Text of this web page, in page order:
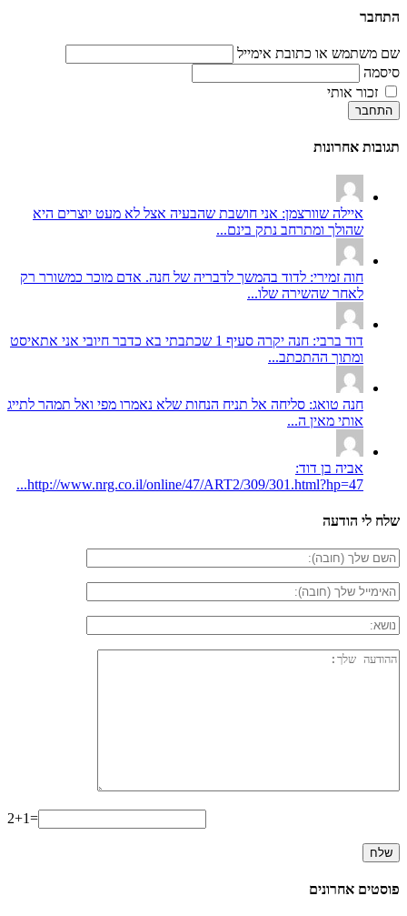
התחבר
שם משתמש או כתובת אימייל
סיסמה
זכור אותי
התחבר
תגובות אחרונות
איילה שוורצמן: אני חושבת שהבעיה אצל לא מעט יוצרים היא
שהולך ומתרחב נתק בינם...
חוה זמירי: לדוד בהמשך לדבריה של חנה. אדם מוכר כמשורר רק
לאחר שהשירה שלו...
דוד ברבי: חנה יקרה סעיף 1 שכתבתי בא כדבר חיובי אני אתאיסט
ומתוך ההתכתב...
חנה טואג: סליחה אל תניח הנחות שלא נאמרו מפי ואל תמהר לתייג
אותי מאין ה...
אביה בן דוד:
http://www.nrg.co.il/online/47/ART2/309/301.html?hp=47...
שלח לי הודעה
2+1=
פוסטים אחרונים